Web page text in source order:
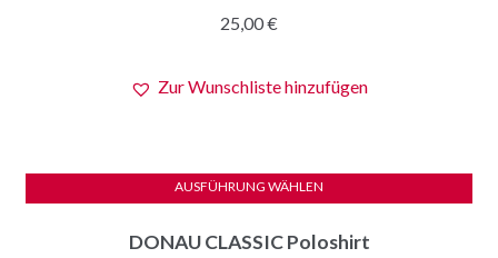
gewählt
25,00€
Zur Wunschliste hinzufügen
weist
auf.
können
auf
der
DONAU CLASSIC Poloshirt
AUSFÜHRUNG WÄHLEN
Produkt